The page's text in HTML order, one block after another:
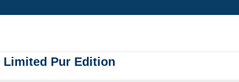
Pur Edition